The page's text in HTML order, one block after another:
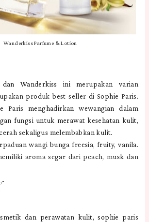
Wanderkiss Parfume & Lotion
Wanderkiss ini merupakan varian
produk best seller di Sophie Paris.
Paris menghadirkan wewangian dalam
fungsi untuk merawat kesehatan kulit,
sekaligus melembabkan kulit.
wangi bunga freesia, fruity, vanila.
aroma segar dari peach, musk dan
dan perawatan kulit, sophie paris